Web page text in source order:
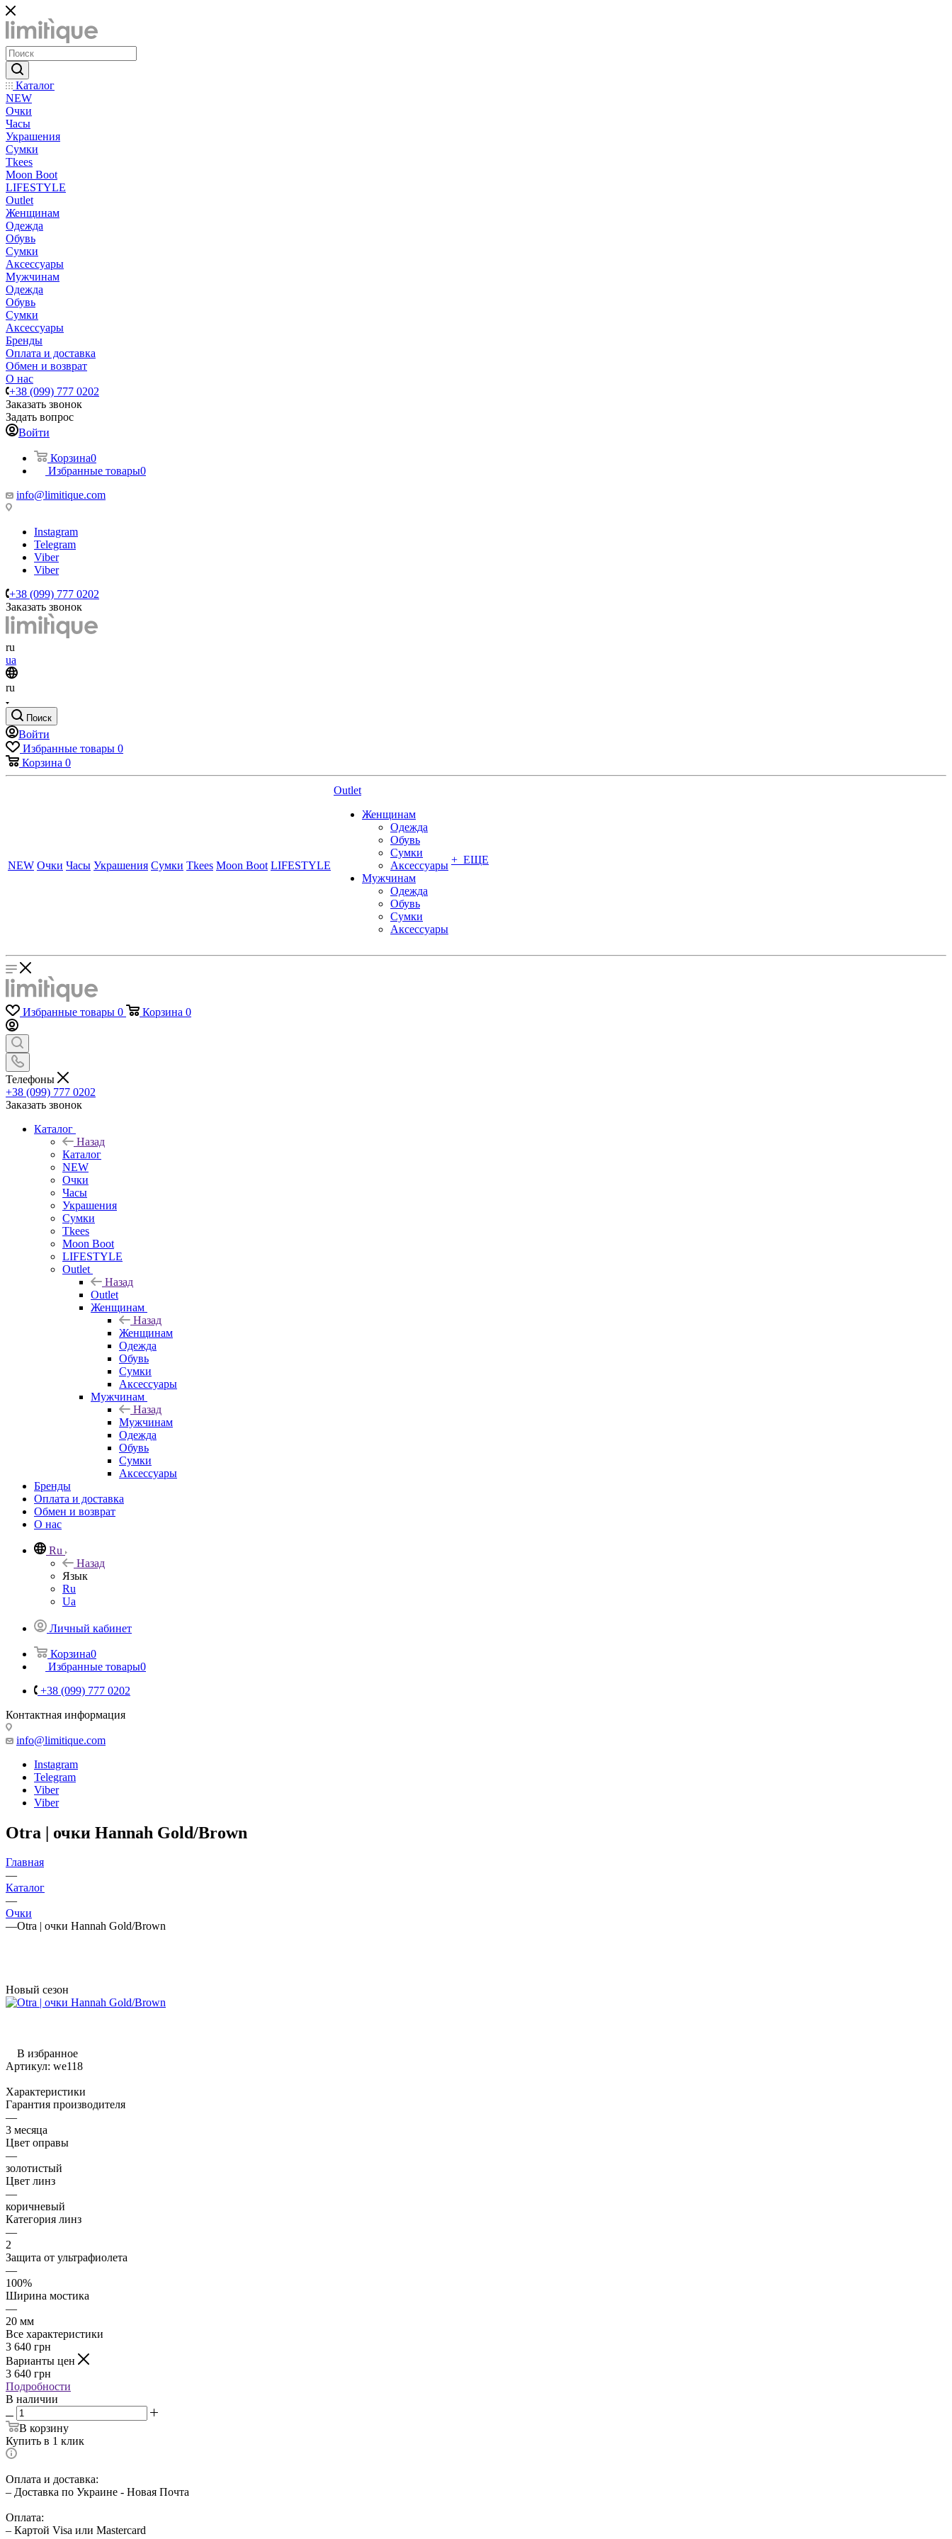
Каталог
NEW
Очки
Часы
Украшения
Сумки
Tkees
Moon Boot
LIFESTYLE
Outlet
Женщинам
Одежда
Обувь
Сумки
Аксессуары
Мужчинам
Одежда
Обувь
Сумки
Аксессуары
Бренды
Оплата и доставка
Обмен и возврат
О нас
+38 (099) 777 0202
Заказать звонок
Задать вопрос
Войти
Корзина0
Избранные товары0
info@limitique.com
Instagram
Telegram
Viber
Viber
+38 (099) 777 0202
Заказать звонок
ru
ua
ru
Поиск
Войти
Избранные товары 0
Корзина 0
NEW Очки Часы Украшения Сумки Tkees Moon Boot LIFESTYLE
Outlet
Женщинам
Одежда
Обувь
Сумки
Аксессуары
Мужчинам
Одежда
Обувь
Сумки
Аксессуары
+ ЕЩЕ
Избранные товары 0 Корзина 0
Телефоны
+38 (099) 777 0202
Заказать звонок
Каталог
Назад
Каталог
NEW
Очки
Часы
Украшения
Сумки
Tkees
Moon Boot
LIFESTYLE
Outlet
Назад
Outlet
Женщинам
Назад
Женщинам
Одежда
Обувь
Сумки
Аксессуары
Мужчинам
Назад
Мужчинам
Одежда
Обувь
Сумки
Аксессуары
Бренды
Оплата и доставка
Обмен и возврат
О нас
Ru
Назад
Язык
Ru
Ua
Личный кабинет
Корзина0
Избранные товары0
+38 (099) 777 0202
Контактная информация
info@limitique.com
Instagram
Telegram
Viber
Viber
Otra | очки Hannah Gold/Brown
Главная
—
Каталог
—
Очки
—Otra | очки Hannah Gold/Brown
Новый сезон
В избранное
Артикул: we118
Характеристики
Гарантия производителя
—
3 месяца
Цвет оправы
—
золотистый
Цвет линз
—
коричневый
Категория линз
—
2
Защита от ультрафиолета
—
100%
Ширина мостика
—
20 мм
Все характеристики
3 640 грн
Варианты цен
3 640 грн
Подробности
В наличии
В корзину
Купить в 1 клик
Оплата и доставка:
– Доставка по Украине - Новая Почта
Оплата:
– Картой Visa или Mastercard